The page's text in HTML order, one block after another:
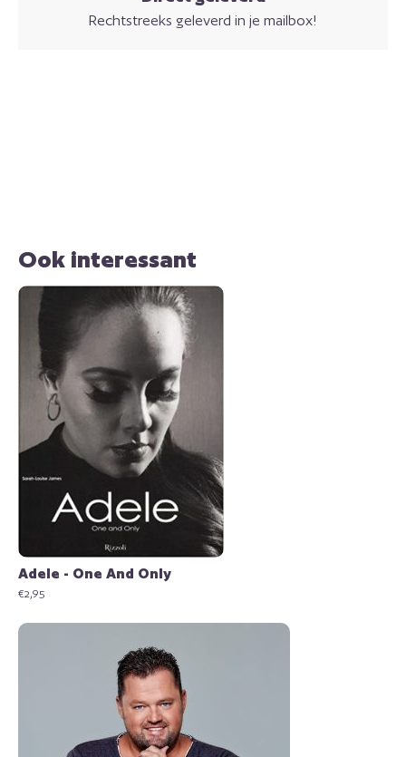
Rechtstreeks geleverd in je mailbox!
Ook interessant
Adele - One And Only
€2,95